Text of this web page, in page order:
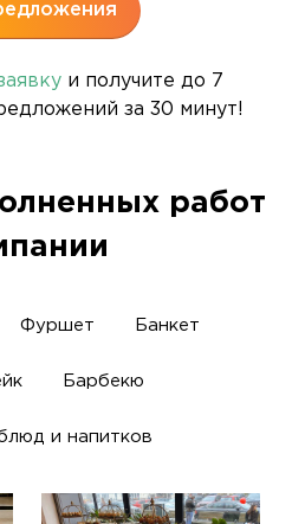
и получите до 7
за 30 минут!
работ
Фуршет Банкет
Барбекю
и напитков